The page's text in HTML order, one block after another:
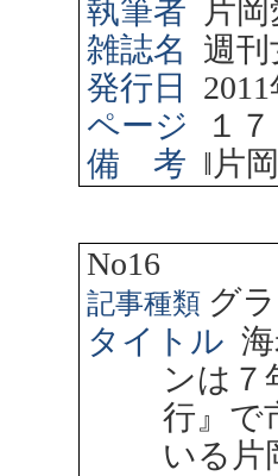
執筆者
片
雑誌名
週刊
発行日
2011
ページ
１７
備 考 ‖ 片
No16
記事種類 グ
タイトル
ンは
行』で
いる片